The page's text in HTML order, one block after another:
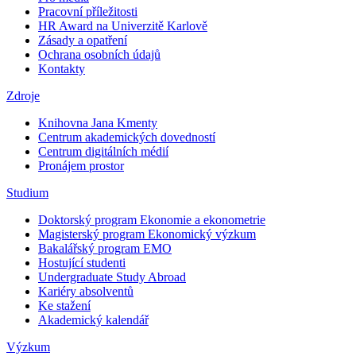
Pracovní příležitosti
HR Award na Univerzitě Karlově
Zásady a opatření
Ochrana osobních údajů
Kontakty
Zdroje
Knihovna Jana Kmenty
Centrum akademických dovedností
Centrum digitálních médií
Pronájem prostor
Studium
Doktorský program Ekonomie a ekonometrie
Magisterský program Ekonomický výzkum
Bakalářský program EMO
Hostující studenti
Undergraduate Study Abroad
Kariéry absolventů
Ke stažení
Akademický kalendář
Výzkum